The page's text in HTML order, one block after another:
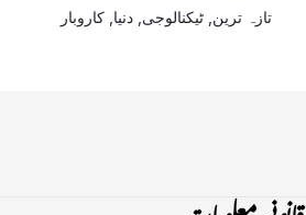
تازہ ترین ٹیکنالوجی دنیا کاروبار